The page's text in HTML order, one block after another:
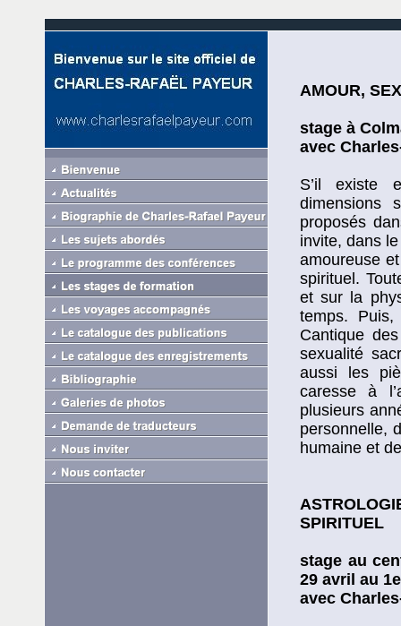
AMOUR,
stage à
avec
S’il existe
dimensions
proposés
invite, dans
amoureuse
spirituel.
et sur la
temps.
Cantique
sexualité
aussi les
caresse à
plusieurs
personnelle,
humaine et
SPIRITUEL
stage au
29 avril au
avec